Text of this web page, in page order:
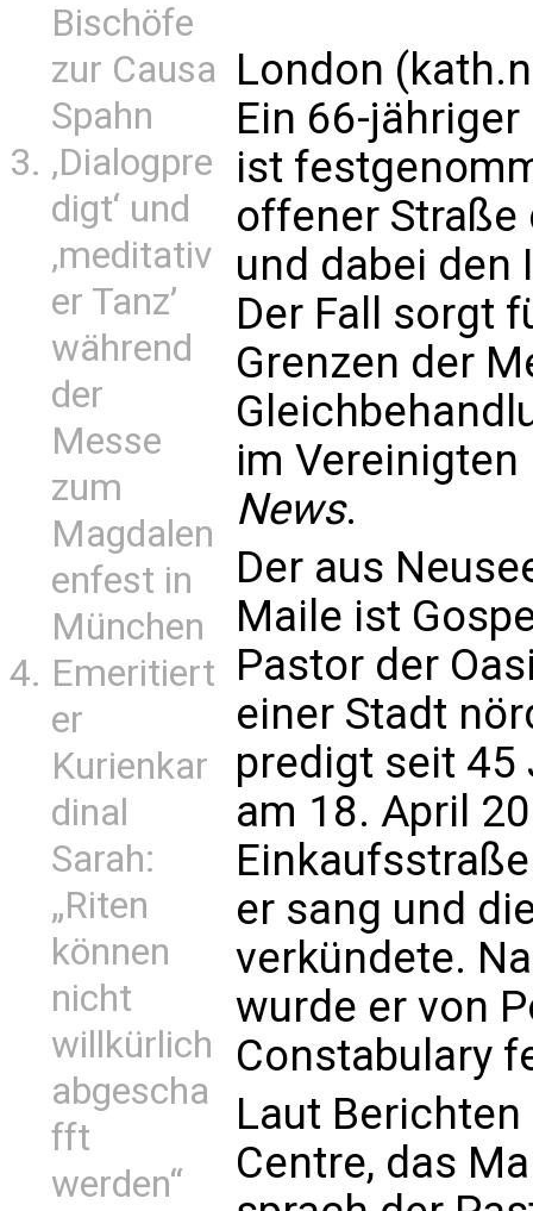
Bischöfe
zur Causa
Spahn
‚Dialogpre
digt‘ und
‚meditativ
er Tanz’
während
der
Messe
zum
Magdalen
enfest in
München
Emeritiert
er
Kurienkar
dinal
Sarah:
„Riten
können
nicht
willkürlich
abgescha
fft
werden“
London
Ein 66-
ist
offener Straße
und dabei
Der Fall sorgt
Grenzen der
im
News.
Der aus
Maile ist
Pastor der
einer Stadt
predigt seit
am 18. April
er sang und
verkündete.
wurde er von
Constabulary
Laut
Centre, das